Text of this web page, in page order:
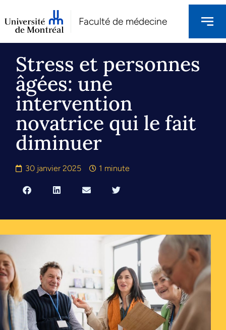
Faculté de médecine
Stress et personnes
âgées: une
intervention
novatrice qui le fait
diminuer
30 janvier 2025 1 minute